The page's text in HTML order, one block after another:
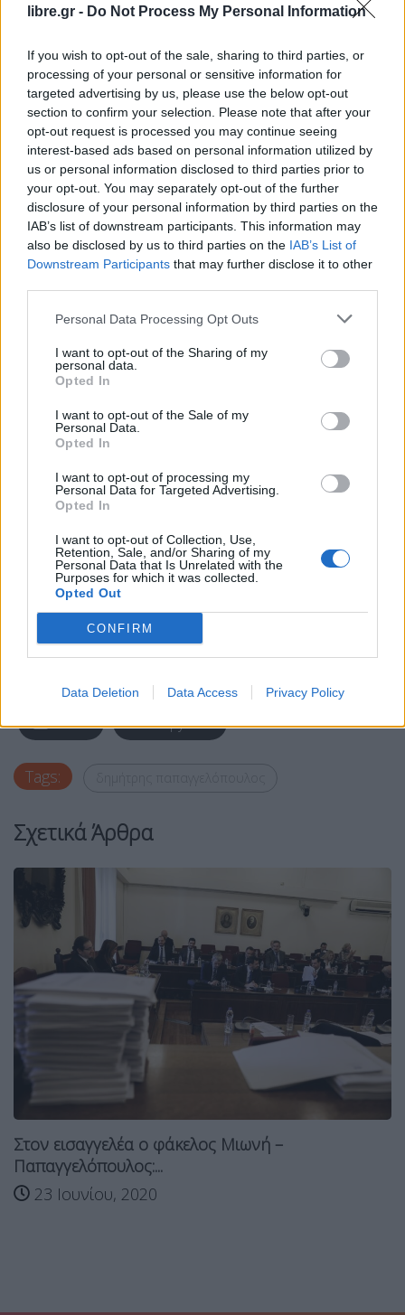
libre.gr - Do Not Process My Personal Information
If you wish to opt-out of the sale, sharing to third parties, or
processing of your personal or sensitive information for
targeted advertising by us, please use the below opt-out
section to confirm your selection. Please note that after your
opt-out request is processed you may continue seeing
interest-based ads based on personal information utilized by
us or personal information disclosed to third parties prior to
your opt-out. You may separately opt-out of the further
disclosure of your personal information by third parties on the
IAB’s list of downstream participants. This information may
also be disclosed by us to third parties on the IAB’s List of
Downstream Participants that may further disclose it to other
Personal Data Processing Opt Outs
I want to opt-out of the Sharing of my
personal data.
Opted In
I want to opt-out of the Sale of my
Personal Data.
Opted In
I want to opt-out of processing my
Personal Data for Targeted Advertising.
Opted In
I want to opt-out of Collection, Use,
Retention, Sale, and/or Sharing of my
Personal Data that Is Unrelated with the
Purposes for which it was collected.
Opted Out
CONFIRM
Data Deletion Data Access Privacy Policy
την υπόθεση Novartis. Η έρευνα της Επιτροπής
Προκαταρκτικής Εξέτασης αφορά στο αδικήμα
της ηθικής αυτουργίας, στο αδίκημα της
κατάχρησης εξουσίας κατά φυσική αυτουργία και
άμεση συνέργεια δικαστικών λειτουργών, της
πρόκλησης και προσφοράς για τη τέλεση
εγκλήματος, της ηθικής αυτουργίας σε παράβαση
καθήκοντος και παράβαση καθήκοντος και της
ηθικής αυτουργίας σε ψευδή κατάθεση.
Βουλής, και μετά τη γνώμη που διατύπωσε η
επιστημονική υπηρεσία, για τη διεύρυνση του
κατηγορητηρίου, θα πρέπει να υποβληθεί
τουλάχιστον βουλευτές. Στη συνέχεια θα οριστεί
συζήτηση και ψηφοφορία επί της προτάσεως.
Και η μήνυση Καμμένου σε βάρος Κοτζιά
Στη Βουλή διαβιβάστηκε, με βάση το άρθρο 86
του Συντάγματος, η δικογραφία για τη μήνυση
που είχε καταθέσει ο Πάνος Καμμένος σε βάρος
του Νίκου Κοτζιά, για θέματα του υπουργείου
Εξωτερικών.
Email Copy Link
Tags:
Σχετικά Άρθρα
Στον εισαγγελέα ο φάκελος Μιωνή –
Παπαγγελόπουλος:...
23 Ιουνίου, 2020